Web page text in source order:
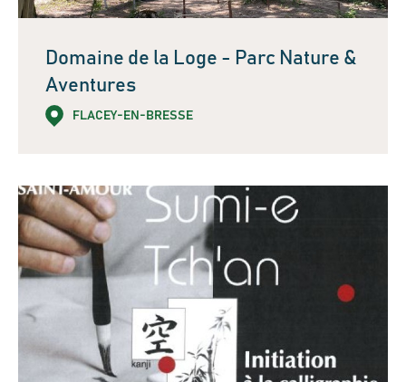
Domaine de la Loge - Parc Nature &
Aventures
FLACEY-EN-BRESSE